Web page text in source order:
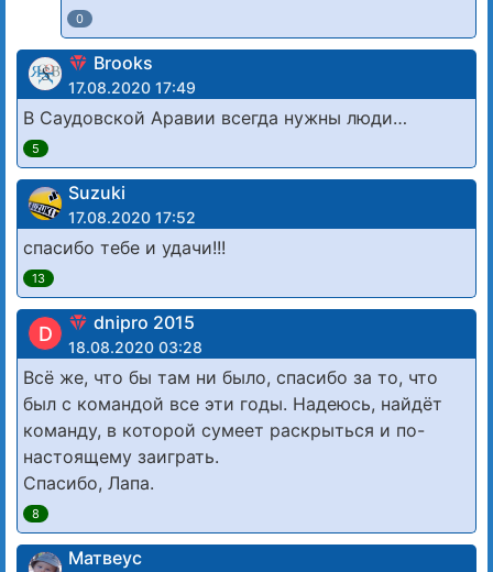
0
Brooks
17.08.2020 17:49
В Саудовской Аравии всегда нужны люди…
5
Suzuki
17.08.2020 17:52
спасибо тебе и удачи!!!
13
D dnipro 2015
18.08.2020 03:28
Всё же, что бы там ни было, спасибо за то, что
был с командой все эти годы. Надеюсь, найдёт
команду, в которой сумеет раскрыться и по-
настоящему заиграть.
Спасибо, Лапа.
8
Матвеус